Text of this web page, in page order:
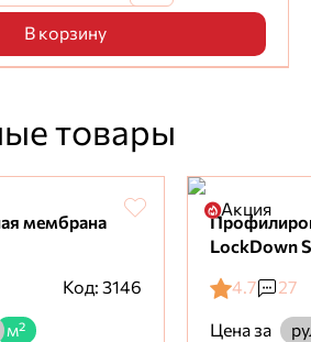
В корзину
товары
мембрана
Код: 3146
м²
Акция
LockDown
4.7
27
Цена за